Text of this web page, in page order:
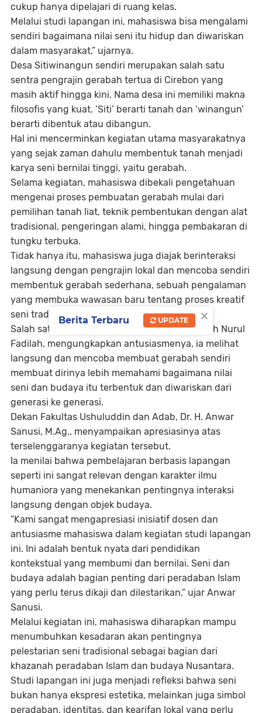
cukup hanya dipelajari di ruang kelas.
Melalui studi lapangan ini, mahasiswa bisa mengalami
sendiri bagaimana nilai seni itu hidup dan diwariskan
dalam masyarakat,” ujarnya.
Desa Sitiwinangun sendiri merupakan salah satu
sentra pengrajin gerabah tertua di Cirebon yang
masih aktif hingga kini. Nama desa ini memiliki makna
filosofis yang kuat. ‘Siti’ berarti tanah dan ‘winangun’
berarti dibentuk atau dibangun.
Hal ini mencerminkan kegiatan utama masyarakatnya
yang sejak zaman dahulu membentuk tanah menjadi
karya seni bernilai tinggi, yaitu gerabah.
Selama kegiatan, mahasiswa dibekali pengetahuan
mengenai proses pembuatan gerabah mulai dari
pemilihan tanah liat, teknik pembentukan dengan alat
tradisional, pengeringan alami, hingga pembakaran di
tungku terbuka.
Tidak hanya itu, mahasiswa juga diajak berinteraksi
langsung dengan pengrajin lokal dan mencoba sendiri
membentuk gerabah sederhana, sebuah pengalaman
yang membuka wawasan baru tentang proses kreatif
seni tradisional.
Salah satu mahasiswa peserta kegiatan, Aisyah Nurul
Fadilah, mengungkapkan antusiasmenya, ia melihat
langsung dan mencoba membuat gerabah sendiri
membuat dirinya lebih memahami bagaimana nilai
seni dan budaya itu terbentuk dan diwariskan dari
generasi ke generasi.
Dekan Fakultas Ushuluddin dan Adab, Dr. H. Anwar
Sanusi, M.Ag., menyampaikan apresiasinya atas
terselenggaranya kegiatan tersebut.
Ia menilai bahwa pembelajaran berbasis lapangan
seperti ini sangat relevan dengan karakter ilmu
humaniora yang menekankan pentingnya interaksi
langsung dengan objek budaya.
“Kami sangat mengapresiasi inisiatif dosen dan
antusiasme mahasiswa dalam kegiatan studi lapangan
ini. Ini adalah bentuk nyata dari pendidikan
kontekstual yang membumi dan bernilai. Seni dan
budaya adalah bagian penting dari peradaban Islam
yang perlu terus dikaji dan dilestarikan,” ujar Anwar
Sanusi.
Melalui kegiatan ini, mahasiswa diharapkan mampu
menumbuhkan kesadaran akan pentingnya
pelestarian seni tradisional sebagai bagian dari
khazanah peradaban Islam dan budaya Nusantara.
Studi lapangan ini juga menjadi refleksi bahwa seni
bukan hanya ekspresi estetika, melainkan juga simbol
peradaban, identitas, dan kearifan lokal yang perlu
×
Berita Terbaru UPDATE